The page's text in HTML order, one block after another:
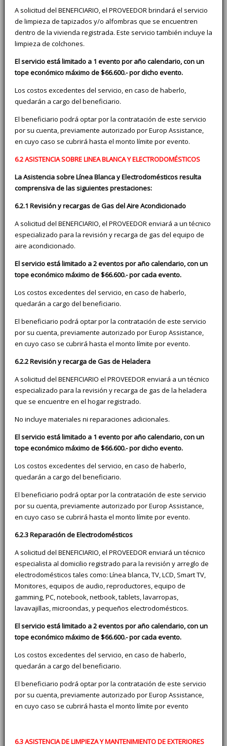
A solicitud del BENEFICIARIO, el PROVEEDOR brindará el servicio
de limpieza de tapizados y/o alfombras que se encuentren
dentro de la vivienda registrada. Este servicio también incluye la
limpieza de colchones.
El servicio está limitado a 1 evento por año calendario, con un
tope económico máximo de $66.600.- por dicho evento.
Los costos excedentes del servicio, en caso de haberlo,
quedarán a cargo del beneficiario.
El beneficiario podrá optar por la contratación de este servicio
por su cuenta, previamente autorizado por Europ Assistance,
en cuyo caso se cubrirá hasta el monto límite por evento.
6.2 ASISTENCIA SOBRE LINEA BLANCA Y ELECTRODOMÉSTICOS
La Asistencia sobre Línea Blanca y Electrodomésticos resulta
comprensiva de las siguientes prestaciones:
6.2.1 Revisión y recargas de Gas del Aire Acondicionado
A solicitud del BENEFICIARIO, el PROVEEDOR enviará a un técnico
especializado para la revisión y recarga de gas del equipo de
aire acondicionado.
El servicio está limitado a 2 eventos por año calendario, con un
tope económico máximo de $66.600.- por cada evento.
Los costos excedentes del servicio, en caso de haberlo,
quedarán a cargo del beneficiario.
El beneficiario podrá optar por la contratación de este servicio
por su cuenta, previamente autorizado por Europ Assistance,
en cuyo caso se cubrirá hasta el monto límite por evento.
6.2.2 Revisión y recarga de Gas de Heladera
A solicitud del BENEFICIARIO el PROVEEDOR enviará a un técnico
especializado para la revisión y recarga de gas de la heladera
que se encuentre en el hogar registrado.
No incluye materiales ni reparaciones adicionales.
El servicio está limitado a 1 evento por año calendario, con un
tope económico máximo de $66.600.- por dicho evento.
Los costos excedentes del servicio, en caso de haberlo,
quedarán a cargo del beneficiario.
El beneficiario podrá optar por la contratación de este servicio
por su cuenta, previamente autorizado por Europ Assistance,
en cuyo caso se cubrirá hasta el monto límite por evento.
6.2.3 Reparación de Electrodomésticos
A solicitud del BENEFICIARIO, el PROVEEDOR enviará un técnico
especialista al domicilio registrado para la revisión y arreglo de
electrodomésticos tales como: Línea blanca, TV, LCD, Smart TV,
Monitores, equipos de audio, reproductores, equipo de
gamming, PC, notebook, netbook, tablets, lavarropas,
lavavajillas, microondas, y pequeños electrodomésticos.
El servicio está limitado a 2 eventos por año calendario, con un
tope económico máximo de $66.600.- por cada evento.
Los costos excedentes del servicio, en caso de haberlo,
quedarán a cargo del beneficiario.
El beneficiario podrá optar por la contratación de este servicio
por su cuenta, previamente autorizado por Europ Assistance,
en cuyo caso se cubrirá hasta el monto límite por evento
6.3 ASISTENCIA DE LIMPIEZA Y MANTENIMIENTO DE EXTERIORES